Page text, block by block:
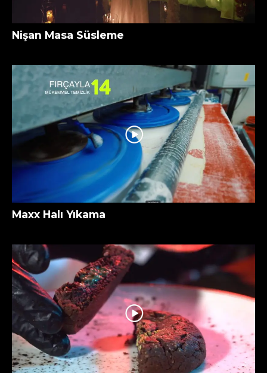
Nişan Masa Süsleme
Maxx Halı Yıkama